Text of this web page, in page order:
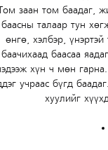
заан том баадаг,
баасны талаар тун
өнгө, хэлбэр, үнэртэй
баачихаад баасаа
хүн ч мөн
учраас бүгд
хуулийг